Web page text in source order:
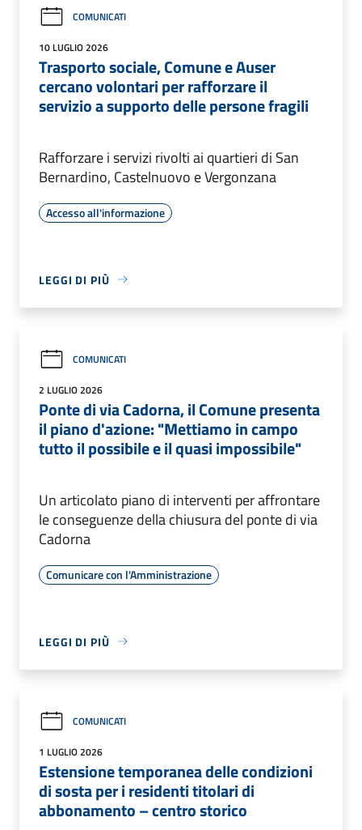
COMUNICATI
10 LUGLIO 2026
Trasporto sociale, Comune e Auser
cercano volontari per rafforzare il
servizio a supporto delle persone fragili
Rafforzare i servizi rivolti ai quartieri di San
Bernardino, Castelnuovo e Vergonzana
Accesso all'informazione
LEGGI DI PIÙ
COMUNICATI
2 LUGLIO 2026
Ponte di via Cadorna, il Comune presenta
il piano d'azione: "Mettiamo in campo
tutto il possibile e il quasi impossibile"
Un articolato piano di interventi per affrontare
le conseguenze della chiusura del ponte di via
Cadorna
Comunicare con l'Amministrazione
LEGGI DI PIÙ
COMUNICATI
1 LUGLIO 2026
Estensione temporanea delle condizioni
di sosta per i residenti titolari di
abbonamento – centro storico